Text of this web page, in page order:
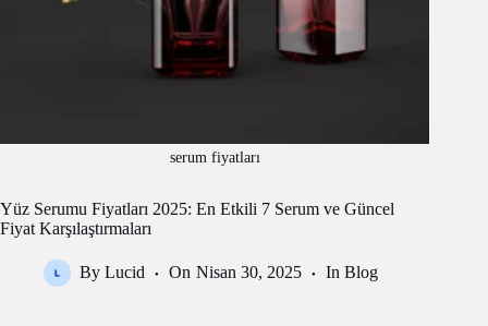
serum fiyatları
Yüz Serumu Fiyatları 2025: En Etkili 7 Serum ve Güncel
Fiyat Karşılaştırmaları
By Lucid On Nisan 30, 2025 In Blog